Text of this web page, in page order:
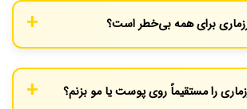
برای همه بی‌خطر است؟
آن (به‌ویژه روغن خالص) می‌تواند سمی باشد.
افراد مبتلا به فشار خون بالا یا صرع باید از مصرف
را مستقیماً روی پوست یا مو بزنم؟